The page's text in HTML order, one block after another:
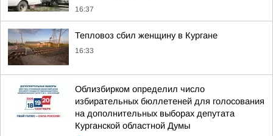
16:37
Тепловоз сбил женщину в Кургане
16:33
Облизбирком определил число
избирательных бюллетеней для голосования
на дополнительных выборах депутата
Курганской областной Думы